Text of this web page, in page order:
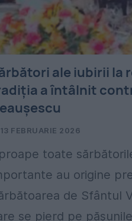
ale iubirii la
a întâlnit
13 FEBRUARIE 2026
toate
au origine
de Sfântul
se pierd pe